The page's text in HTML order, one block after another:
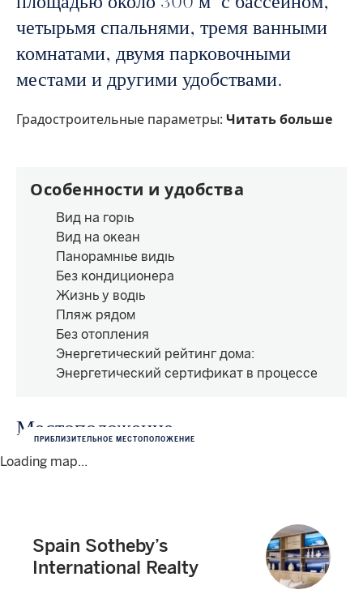
четырьмя спальнями, тремя ванными
комнатами, двумя парковочными
местами и другими удобствами.
Градостроительные параметры: Читать больше
Особенности и удобства
Вид на горы
Вид на океан
Панорамные виды
Без кондиционера
Жизнь у воды
Пляж рядом
Без отопления
Энергетический рейтинг дома:
Энергетический сертификат в процессе
Местоположение
Loading map...
ПРИБЛИЗИТЕЛЬНОЕ МЕСТОПОЛОЖЕНИЕ
Spain Sotheby’s
International Realty